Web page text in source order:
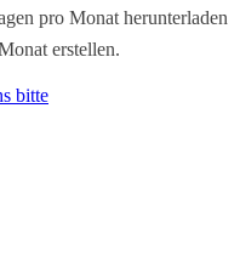
pro Monat herunterladen
erstellen.
bitte